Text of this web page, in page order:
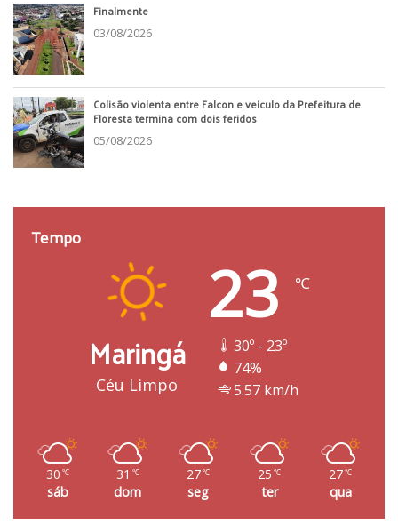
Finalmente
03/08/2026
Colisão violenta entre Falcon e veículo da Prefeitura de
Floresta termina com dois feridos
05/08/2026
Tempo
Maringá
Céu Limpo
23 ℃
30º - 23º
74%
5.57 km/h
30 ℃
sáb
31 ℃
dom
27℃
seg
25 ℃
ter
27℃
qua